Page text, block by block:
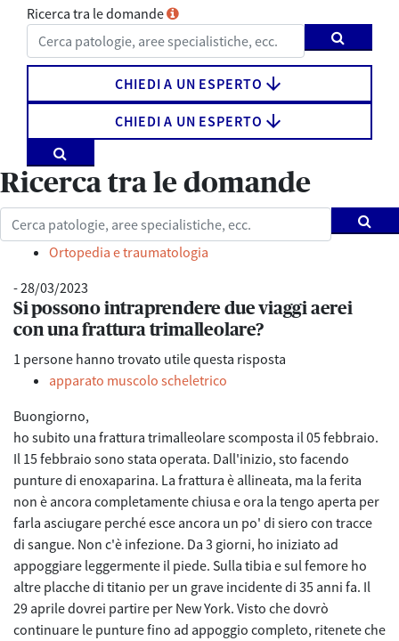
Ricerca tra le domande
CHIEDI A UN ESPERTO arrow_downward
CHIEDI A UN ESPERTO arrow_downward
Ricerca tra le domande
Ortopedia e traumatologia
- 28/03/2023
Si possono intraprendere due viaggi aerei
con una frattura trimalleolare?
1 persone hanno trovato utile questa risposta
apparato muscolo scheletrico
Buongiorno,
ho subito una frattura trimalleolare scomposta il 05 febbraio.
Il 15 febbraio sono stata operata. Dall'inizio, sto facendo
punture di enoxaparina. La frattura è allineata, ma la ferita
non è ancora completamente chiusa e ora la tengo aperta per
farla asciugare perché esce ancora un po' di siero con tracce
di sangue. Non c'è infezione. Da 3 giorni, ho iniziato ad
appoggiare leggermente il piede. Sulla tibia e sul femore ho
altre placche di titanio per un grave incidente di 35 anni fa. Il
29 aprile dovrei partire per New York. Visto che dovrò
continuare le punture fino ad appoggio completo, ritenete che